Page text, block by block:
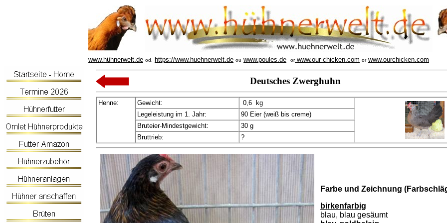
www.hühnerwelt.de od. https://www.huehnerwelt.de ou www.poules.de orwww.our-chicken.com or www.ourchicken.com
Deutsches Zwerghuhn
Henne: Gewicht:
0,6 kg
Legeleistung im 1. Jahr:
90 Eier (weiß bis creme)
Bruteier-Mindestgewicht:
30 g
Bruttrieb:
?
Farbe und Zeichnung
birkenfarbig
blau, blau gesäumt